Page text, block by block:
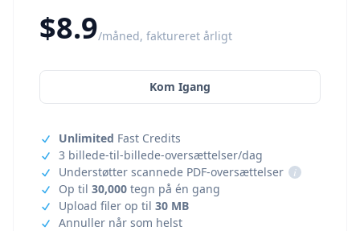
$8.9/måned, faktureret årligt
Kom Igang
Unlimited Fast Credits
3 billede-til-billede-oversættelser/dag
Understøtter scannede PDF-oversættelser
i
Op til 30,000 tegn på én gang
Upload filer op til 30 MB
Annuller når som helst